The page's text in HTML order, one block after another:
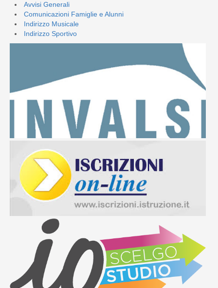
Avvisi Generali
Comunicazioni Famiglie e Alunni
Indirizzo Musicale
Indirizzo Sportivo